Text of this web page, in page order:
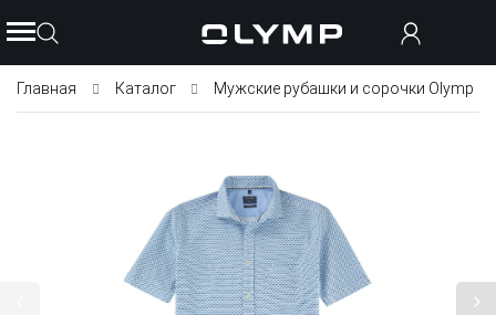
Главная Каталог Мужские рубашки и сорочки Olymp